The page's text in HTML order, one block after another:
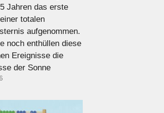
Jahren das erste
totalen
aufgenommen.
noch enthüllen diese
Ereignisse die
der Sonne